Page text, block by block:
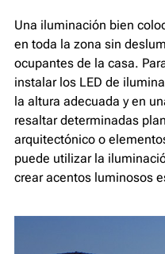
Una iluminación bien
en toda la zona sin
ocupantes de la casa.
instalar los LED de
la altura adecuada y en
resaltar determinadas
arquitectónico o
puede utilizar la
crear acentos luminosos